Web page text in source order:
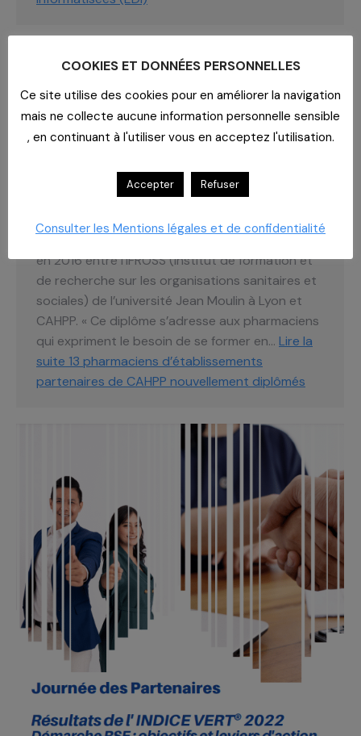
13 PHARMACIENS D’ÉTABLISSEMENTS
PARTENAIRES DE CAHPP
NOUVELLEMENT DIPLÔMÉS
Actualités,Blog ,Formations,Les services,Séminaires,
12 août 2022
Richard Audigier, Responsable Séminaires et
Formations CAHPP Le Diplôme Universitaire de
pharmacien manager est né d’une collaboration
en 2016 entre l’IFROSS (Institut de formation et
de recherche sur les organisations sanitaires et
sociales) de l’université Jean Moulin à Lyon et
CAHPP. « Ce diplôme s’adresse aux pharmaciens
qui expriment le besoin de se former en… Lire la
suite 13 pharmaciens d’établissements
partenaires de CAHPP nouvellement diplômés
COOKIES ET DONNÉES PERSONNELLES
Ce site utilise des cookies pour en améliorer la navigation
mais ne collecte aucune information personnelle sensible
, en continuant à l'utiliser vous en acceptez l'utilisation.
Accepter Refuser
Consulter les Mentions légales et de confidentialité